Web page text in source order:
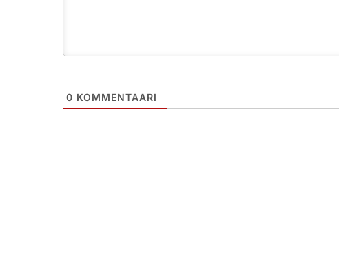
0 KOMMENTAARI